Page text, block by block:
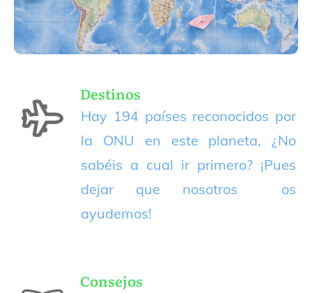
Destinos
Hay 194 países reconocidos por
la ONU en este planeta, ¿No
sabéis a cual ir primero? ¡Pues
dejar que nosotros os
ayudemos!
Consejos